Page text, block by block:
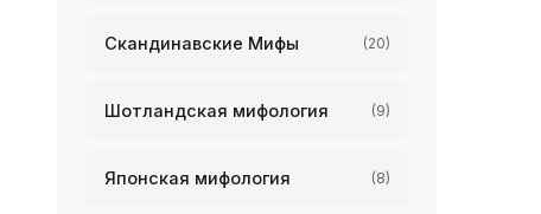
Скандинавские Мифы (20)
Шотландская мифология (9)
Японская мифология (8)